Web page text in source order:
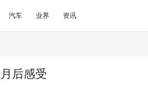
汽车 业界 资讯
后感受